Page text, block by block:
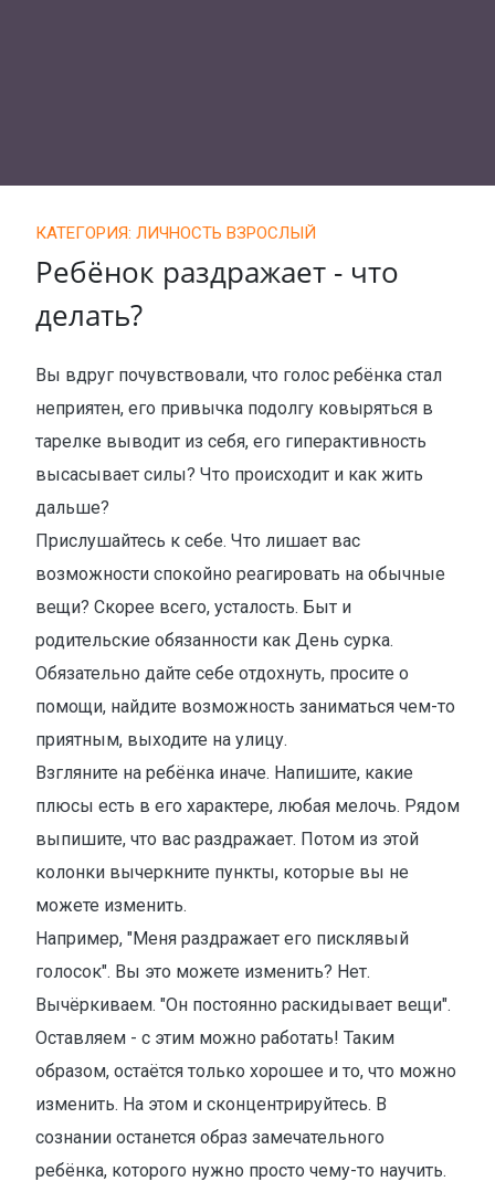
КАТЕГОРИЯ: ЛИЧНОСТЬ ВЗРОСЛЫЙ
Ребёнок раздражает - что
делать?
Вы вдруг почувствовали, что голос ребёнка стал
неприятен, его привычка подолгу ковыряться в
тарелке выводит из себя, его гиперактивность
высасывает силы? Что происходит и как жить
дальше?
Прислушайтесь к себе. Что лишает вас
возможности спокойно реагировать на обычные
вещи? Скорее всего, усталость. Быт и
родительские обязанности как День сурка.
Обязательно дайте себе отдохнуть, просите о
помощи, найдите возможность заниматься чем-то
приятным, выходите на улицу.
Взгляните на ребёнка иначе. Напишите, какие
плюсы есть в его характере, любая мелочь. Рядом
выпишите, что вас раздражает. Потом из этой
колонки вычеркните пункты, которые вы не
можете изменить.
Например, "Меня раздражает его писклявый
голосок". Вы это можете изменить? Нет.
Вычёркиваем. "Он постоянно раскидывает вещи".
Оставляем - с этим можно работать! Таким
образом, остаётся только хорошее и то, что можно
изменить. На этом и сконцентрируйтесь. В
сознании останется образ замечательного
ребёнка, которого нужно просто чему-то научить.